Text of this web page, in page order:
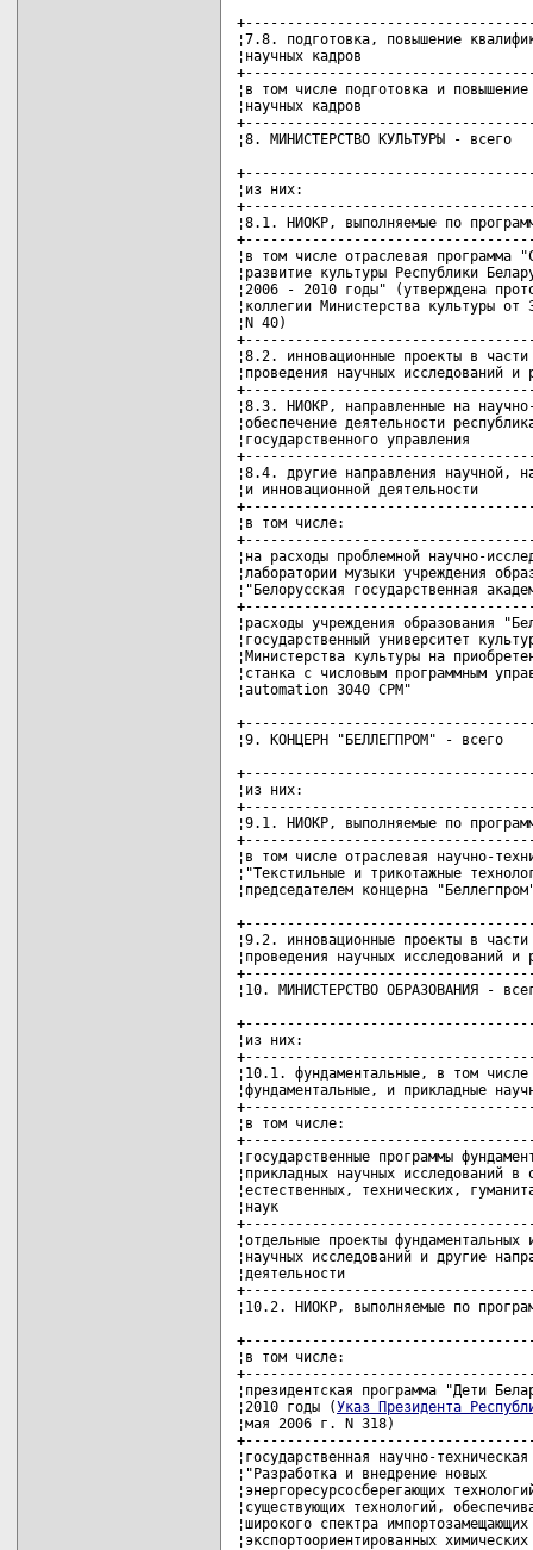
¦7.8. подготовка, повышение
¦научных кадров
¦в том числе подготовка и
¦научных кадров
¦8. МИНИСТЕРСТВО КУЛЬТУРЫ -
¦из них:
¦8.1. НИОКР, выполняемые по
¦в том числе отраслевая
¦развитие культуры Республики
¦2006 - 2010 годы" (утверждена
¦коллегии Министерства
¦N 40)
¦8.2. инновационные проекты в
¦проведения научных
¦8.3. НИОКР, направленные на
¦обеспечение деятельности
¦государственного
¦8.4. другие направления научной,
¦и инновационной
¦в том числе:
¦на расходы проблемной научно-
¦лаборатории музыки
¦"Белорусская
¦расходы учреждения
¦государственный университет
¦Министерства культуры на
¦станка с числовым
¦automation 3040 CPM"
¦9. КОНЦЕРН "БЕЛЛЕГПРОМ" -
¦из них:
¦9.1. НИОКР, выполняемые по
¦в том числе отраслевая научно-
¦"Текстильные и трикотажные
¦председателем концерна
¦9.2. инновационные проекты в
¦проведения научных
¦10. МИНИСТЕРСТВО ОБРАЗОВАНИЯ
¦из них:
¦10.1. фундаментальные, в том
¦фундаментальные, и прикладные
¦в том числе:
¦государственные программы
¦прикладных научных
¦естественных, технических,
¦наук
¦отдельные проекты
¦научных исследований и
¦деятельности
¦10.2. НИОКР, выполняемые по
¦в том числе:
¦президентская программа "Дети
¦2010 годы (Указ Президента